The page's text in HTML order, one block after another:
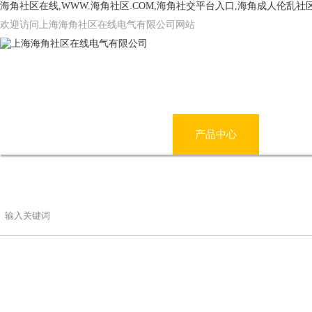
海角社区在线,WWW.海角社区.COM,海角社交平台入口,海角成人伦乱社
欢迎访问上海海角社区在线电气有限公司网站
产品中心